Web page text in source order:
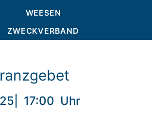
WEESEN
ZWECKVERBAND
17:00 Uhr